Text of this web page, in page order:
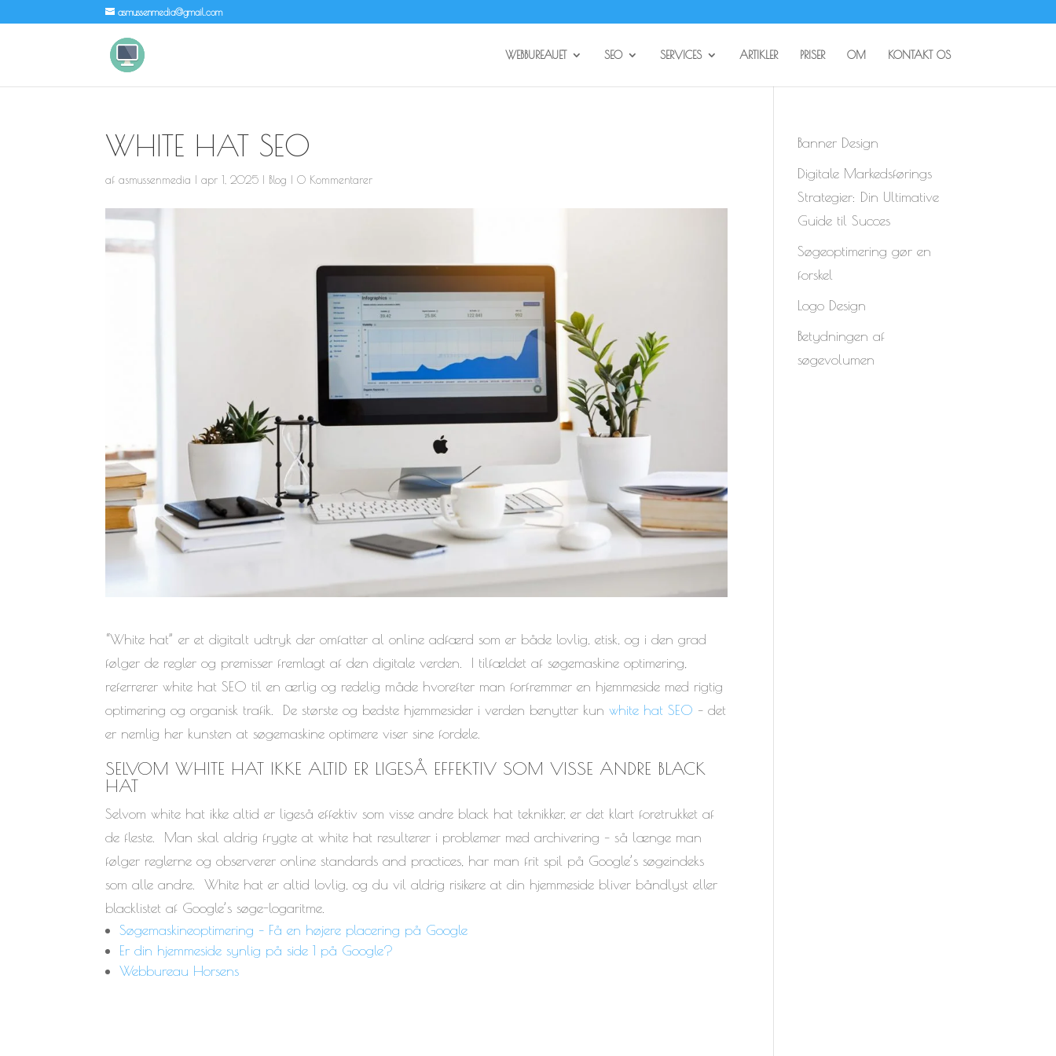
asmussenmedia@gmail.com
WEBBUREAUET SEO SERVICES ARTIKLER PRISER OM KONTAKT OS
WHITE HAT SEO
afasmussenmedia |apr 1, 2025 Blog |0 Kommentarer
“White hat” er et digitalt udtryk der omfatter al online adfærd som er både lovlig, etisk, og i den grad
følger de regler og premisser fremlagt af den digitale verden. I tilfældet af søgemaskine optimering,
referrerer white hat SEO til en ærlig og redelig måde hvorefter man forfremmer en hjemmeside med rigtig
optimering og organisk trafik. De største og bedste hjemmesider i verden benytter kunwhite hat SEO – det
er nemlig her kunsten at søgemaskine optimere viser sine fordele.
SELVOM WHITE HAT IKKE ALTID ER LIGESÅ EFFEKTIV SOM VISSE ANDRE BLACK
HAT
Selvom white hat ikke altid er ligeså effektiv som visse andre black hat teknikker, er det klart foretrukket af
de fleste. Man skal aldrig frygte at white hat resulterer i problemer med archivering – så længe man
følger reglerne og observerer online standards and practices, har man frit spil på Google’s søgeindeks
som alle andre. White hat er altid lovlig, og du vil aldrig risikere at din hjemmeside bliver båndlyst eller
blacklistet af Google’s søge-logaritme.
Søgemaskineoptimering – Få en højere placering på Google
Er din hjemmeside synlig på side 1 på Google?
Webbureau Horsens
Banner Design
Digitale Markedsførings
Strategier: Din Ultimative
Guide til Succes
Søgeoptimering gør en
forskel
Logo Design
Betydningen af
søgevolumen